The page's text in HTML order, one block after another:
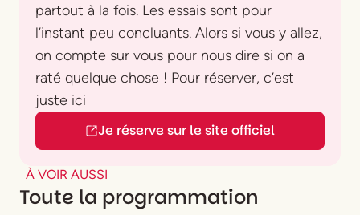
partout à la fois. Les essais sont pour
l’instant peu concluants. Alors si vous y allez,
on compte sur vous pour nous dire si on a
raté quelque chose ! Pour réserver, c’est
juste ici
Je réserve sur le site officiel
À VOIR AUSSI
Toute la programmation